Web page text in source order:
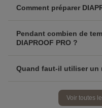
Comment préparer
Pendant combien de
DIAPROOF PRO ?
Quand faut-il utiliser un
Voir toutes